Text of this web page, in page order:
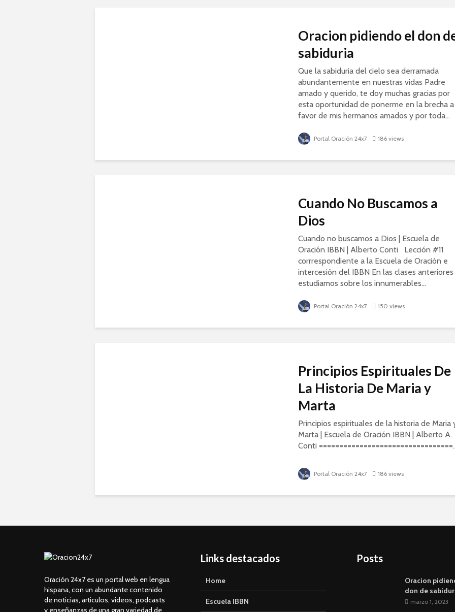
Oracion pidiendo el don
sabiduria
Que la sabiduria del cielo sea derramada
abundantemente en nuestras vidas Padre
amado y querido, te doy muchas gracias por
esta oportunidad de ponerme en la brecha a
favor de mis hermanos amados y por toda...
Portal Oración 24x7 186 views
Cuando No Buscamos a
Dios
Cuando no buscamos a Dios | Escuela de
Oración IBBN | Alberto Conti Lección #11
corrrespondiente a la Escuela de Oración e
intercesión del IBBN En las clases anteriores
estudiamos sobre los innumerables...
Portal Oración 24x7 150 views
Principios Espirituales De
La Historia De Maria y
Marta
Principios espirituales de la historia de Maria
Marta | Escuela de Oración IBBN | Alberto A.
Conti
Portal Oración 24x7 186 views
Oración 24x7 es un portal web en lengua
hispana, con un abundante contenido
de noticias, articulos, videos, podcasts
y enseñanzas de una gran variedad de
Links destacados
Home
Escuela IBBN
Posts
Oracion
don de
marzo 1, 2023